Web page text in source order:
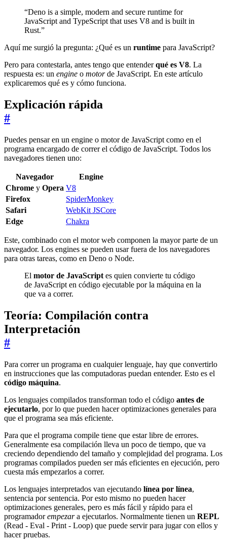
“Deno is a simple, modern and secure runtime for
JavaScript and TypeScript that uses V8 and is built in
Rust.”
Aquí me surgió la pregunta: ¿Qué es un runtime para JavaScript?
Pero para contestarla, antes tengo que entenderqué es V8. La
respuesta es: un engine o motorde JavaScript. En este artículo
explicaremos qué es y cómo funciona.
Explicación rápida
#
Puedes pensar en un engine o motor de JavaScript como en el
programa encargado de correr el código de JavaScript. Todos los
navegadores tienen uno:
Navegador
Engine
Chrome y Opera V8
Firefox
SpiderMonkey
Safari
WebKit JSCore
Edge
Chakra
Este, combinado con el motor web componen la mayor parte de un
navegador. Los engines se pueden usar fuera de los navegadores
para otras tareas, como en Deno o Node.
El motor de JavaScript es quien convierte tu código
de JavaScript en código ejecutable por la máquina en la
que va a correr.
Teoría: Compilación contra
Interpretación
#
Para correr un programa en cualquier lenguaje, hay que convertirlo
en instrucciones que las computadoras puedan entender. Esto es el
código máquina.
Los lenguajes compilados transforman todo el código antes de
ejecutarlo, por lo que pueden hacer optimizaciones generales para
que el programa sea más eficiente.
Para que el programa compile tiene que estar libre de errores.
Generalmente esa compilación lleva un poco de tiempo, que va
creciendo dependiendo del tamaño y complejidad del programa. Los
programas compilados pueden ser más eficientes en ejecución, pero
cuesta más empezarlos a correr.
Los lenguajes interpretados van ejecutando línea por línea,
sentencia por sentencia. Por esto mismo no pueden hacer
optimizaciones generales, pero es más fácil y rápido para el
programadorempezara ejecutarlos. Normalmente tienen un REPL
(Read - Eval - Print - Loop) que puede servir para jugar con ellos y
hacer pruebas.